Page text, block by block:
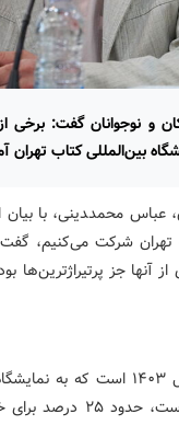
و نوجوانان گفت: برخی
بین‌المللی کتاب تهران
شرکت می‌کنیم،
محمددینی با اشاره به این‌که ۷۵ عنوان